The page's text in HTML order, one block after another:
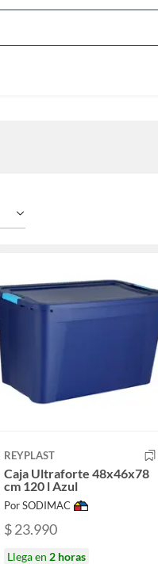
Bar
REYPLAST
Caja Ultraforte 48x46x78
cm 120 l Azul
Por SODIMAC
$ 23.990
Llega en 2 horas